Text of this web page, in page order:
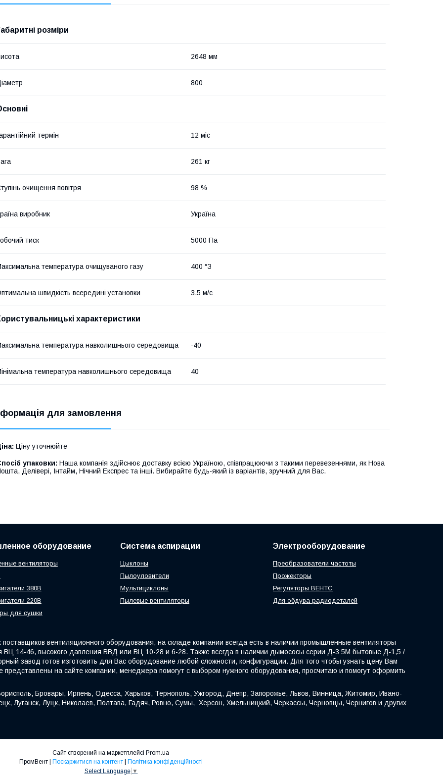
розміри
2648 мм
800
термін 12 міс
261 кг
очищення повітря 98 %
виробник Україна
тиск 5000 Па
температура очищуваного газу 400 °З
швидкість всередині установки 3.5 м/с
характеристики
температура навколишнього середовища -40
температура навколишнього середовища 40
для замовлення
Ціну уточнюйте
упаковки: Наша компанія здійснює доставку всією Україною, співпрацюючи з такими перевезеннями, як Нова
Делівері, Інтайм, Нічний Експрес та інші. Вибирайте будь-який із варіантів, зручний для Вас.
оборудование
вентиляторы
380В
220В
для сушки
Система аспирации
Цыклоны
Пылоуловители
Мультициклоны
Пылевые вентиляторы
Электрооборудование
Преобразователи частоты
Прожекторы
Регуляторы ВЕНТС
Для обдува радиодеталей
вентиляционного оборудования, на складе компании всегда есть в наличии промышленные вентиляторы
ВЦ 14-46, высокого давления ВВД или ВЦ 10-28 и 6-28. Также всегда в наличии дымососы серии Д-3 5М бытовые Д-1,5 /
завод готов изготовить для Вас оборудование любой сложности, конфигурации. Для того чтобы узнать цену Вам
на сайте компании, менеджера помогут с выбором нужного оборудования, просчитаю и помогут оформить
Бровары, Ирпень, Одесса, Харьков, Тернополь, Ужгород, Днепр, Запорожье, Львов, Винница, Житомир, Ивано-
Луганск, Луцк, Николаев, Полтава, Гадяч, Ровно, Сумы, Херсон, Хмельницкий, Черкассы, Черновцы, Чернигов и других
Сайт створений на маркетплейсі Prom.ua
ПромВент | Поскаржитися на контент | Політика конфіденційності
Select Language ▼